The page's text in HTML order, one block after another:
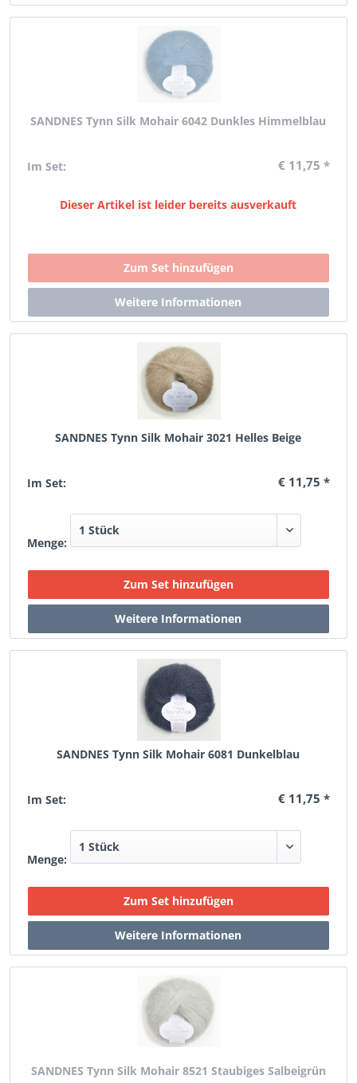
SANDNES Tynn Silk Mohair 6042 Dunkles Himmelblau
Im Set: € 11,75 *
Dieser Artikel ist leider bereits ausverkauft
SANDNES Tynn Silk Mohair 3021 Helles Beige
Im Set: € 11,75 *
Menge:
SANDNES Tynn Silk Mohair 6081 Dunkelblau
Im Set: € 11,75 *
Menge:
SANDNES Tynn Silk Mohair 8521 Staubiges Salbeigrün